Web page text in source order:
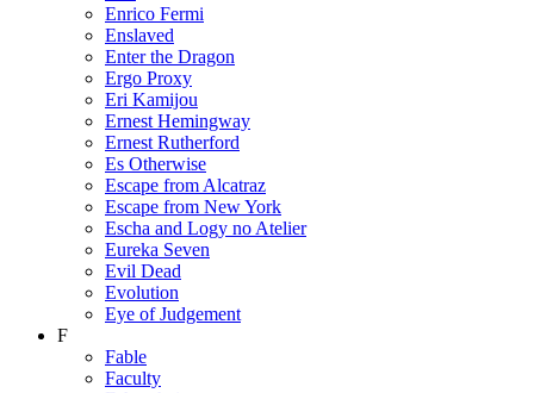
Enrico Fermi
Enslaved
Enter the Dragon
Ergo Proxy
Eri Kamijou
Ernest Hemingway
Ernest Rutherford
Es Otherwise
Escape from Alcatraz
Escape from New York
Escha and Logy no Atelier
Eureka Seven
Evil Dead
Evolution
Eye of Judgement
F
Fable
Faculty